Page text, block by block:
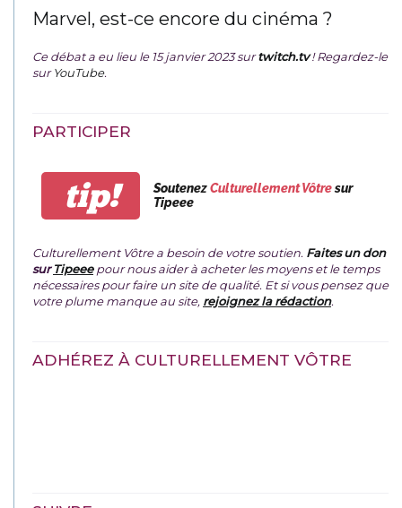
Marvel, est-ce encore du cinéma ?
Ce débat a eu lieu le 15 janvier 2023 surtwitch.tv ! Regardez-le
surYouTube.
PARTICIPER
tip! SoutenezCulturellement Vôtresur
Tipeee
Culturellement Vôtre a besoin de votre soutien. Faites un don
surTipeeepour nous aider à acheter les moyens et le temps
nécessaires pour faire un site de qualité. Et si vous pensez que
votre plume manque au site, rejoignez la rédaction.
ADHÉREZ À CULTURELLEMENT VÔTRE